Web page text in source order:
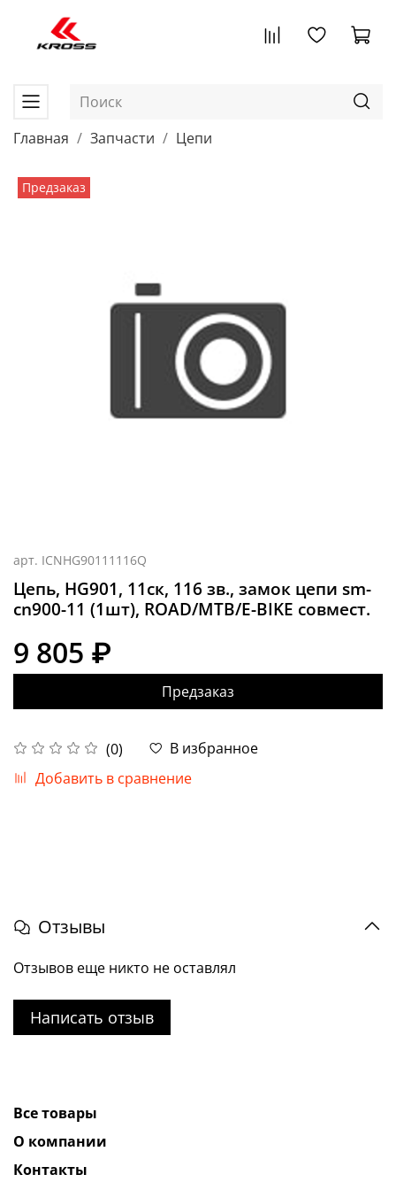
Главная Запчасти Цепи
Предзаказ
арт. ICNHG90111116Q
Цепь, HG901, 11ск, 116 зв., замок цепи sm-
cn900-11 (1шт), ROAD/MTB/E-BIKE совмест.
(0)
В избранное
Добавить в сравнение
9 805 ₽
Предзаказ
Отзывы
Отзывов еще никто не оставлял
Написать отзыв
Все товары
О компании
Контакты